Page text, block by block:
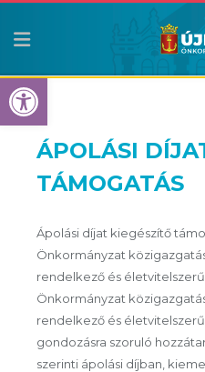
Eszköztár
ÁPOLÁSI
TÁMOGATÁS
Ápolási díjat kiegészítő
Önkormányzat
rendelkező és
Önkormányzat
rendelkező és
gondozásra szoruló
szerinti ápolási díjban,